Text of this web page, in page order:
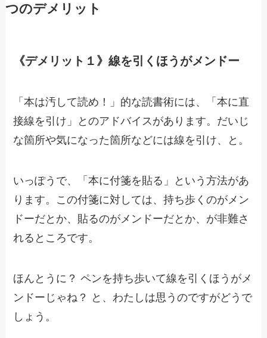
つのデメリット
《デメリット１》線を引くほうがメンドー
「本は汚して読め！」的な読書術には、「本に直
接線を引け」とのアドバイスがあります。だいじ
な箇所や気になった箇所などには線を引け、と。
いっぽうで、「本に付箋を貼る」という方法があ
ります。この付箋に対しては、持ち歩くのがメン
ドーだとか、貼るのがメンドーだとか、が非難さ
れるところです。
ほんとうに？ ペンを持ち歩いて線を引くほうがメ
ンドーじゃね？ と、わたしは思うのですがどうで
しょう。